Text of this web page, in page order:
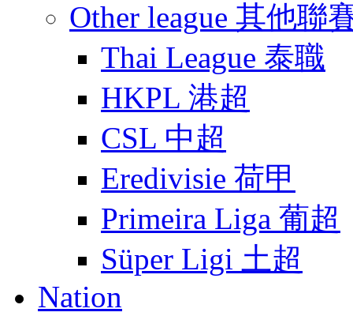
Other league 其他聯
Thai League 泰職
HKPL 港超
CSL 中超
Eredivisie 荷甲
Primeira Liga 葡超
Süper Ligi 土超
Nation